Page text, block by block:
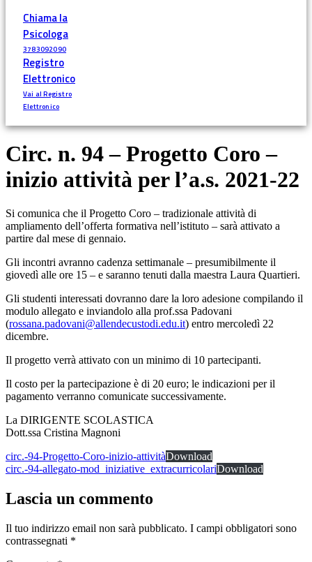
Chiama la
Psicologa
3783092090
Registro
Elettronico
Vai al Registro
Elettronico
Circ. n. 94 – Progetto Coro –
inizio attività per l’a.s. 2021-22
Si comunica che il Progetto Coro – tradizionale attività di
ampliamento dell’offerta formativa nell’istituto – sarà attivato a
partire dal mese di gennaio.
Gli incontri avranno cadenza settimanale – presumibilmente il
giovedì alle ore 15 – e saranno tenuti dalla maestra Laura Quartieri.
Gli studenti interessati dovranno dare la loro adesione compilando il
modulo allegato e inviandolo alla prof.ssa Padovani
(rossana.padovani@allendecustodi.edu.it) entro mercoledì 22
dicembre.
Il progetto verrà attivato con un minimo di 10 partecipanti.
Il costo per la partecipazione è di 20 euro; le indicazioni per il
pagamento verranno comunicate successivamente.
La DIRIGENTE SCOLASTICA
Dott.ssa Cristina Magnoni
circ.-94-Progetto-Coro-inizio-attivitàDownload
circ.-94-allegato-mod_iniziative_extracurricolariDownload
Lascia un commento
Il tuo indirizzo email non sarà pubblicato. I campi obbligatori sono
contrassegnati *